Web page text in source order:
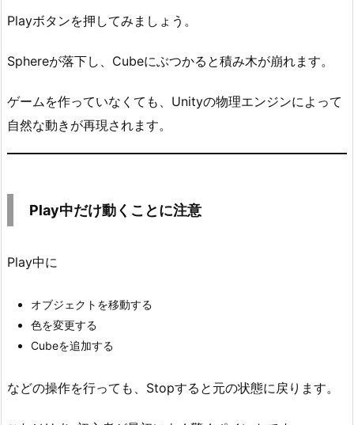
中
け
く
こ
と
意
今
ま
と
8.
今
Playボタンを押してみましょう。
Sphereが落下し、Cubeにぶつかると積み木が崩れます。
ゲームを作っていなくても、Unityの物理エンジンによって
自然な動きが再現されます。
Play中だけ動くことに注意
Play中に
オブジェクトを移動する
色を変更する
Cubeを追加する
などの操作を行っても、Stopすると元の状態に戻ります。